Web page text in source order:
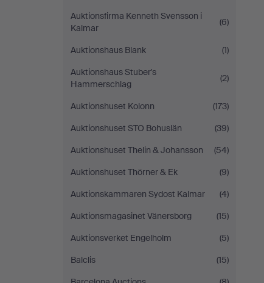
Auktionsfirma Kenneth Svensson i
Kalmar
(6)
Auktionshaus Blank
(1)
Auktionshaus Stuber's
Hammerschlag
(2)
Auktionshuset Kolonn
(173)
Auktionshuset STO Bohuslän
(39)
Auktionshuset Thelin & Johansson
(54)
Auktionshuset Thörner & Ek
(9)
Auktionskammaren Sydost Kalmar
(4)
Auktionsmagasinet Vänersborg
(15)
Auktionsverket Engelholm
(5)
Balclis
(15)